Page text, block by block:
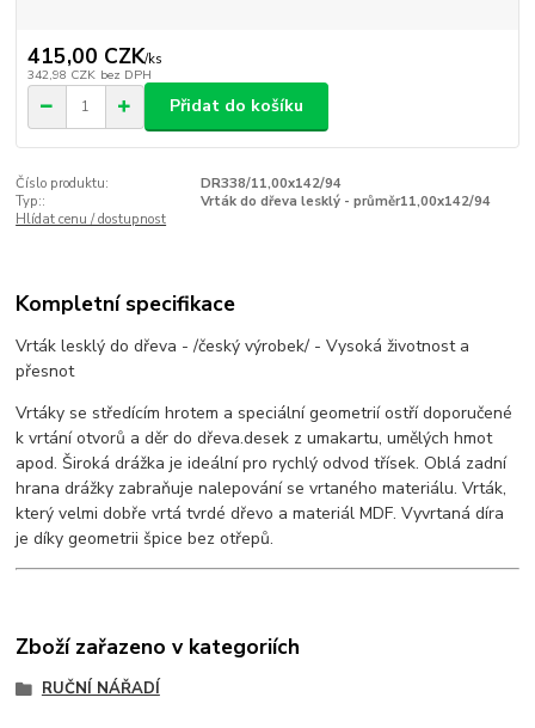
415,00 CZK/ks
342,98 CZK bez DPH
Přidat do košíku
Číslo produktu:
DR338/11,00x142/94
Typ::
Vrták do dřeva lesklý - průměr11,00x142/94
Hlídat cenu / dostupnost
Kompletní specifikace
Vrták lesklý do dřeva - /český výrobek/ - Vysoká životnost a
přesnot
Vrtáky se středícím hrotem a speciální geometrií ostří doporučené
k vrtání otvorů a děr do dřeva.desek z umakartu, umělých hmot
apod. Široká drážka je ideální pro rychlý odvod třísek. Oblá zadní
hrana drážky zabraňuje nalepování se vrtaného materiálu. Vrták,
který velmi dobře vrtá tvrdé dřevo a materiál MDF. Vyvrtaná díra
je díky geometrii špice bez otřepů.
Zboží zařazeno v kategoriích
RUČNÍ NÁŘADÍ